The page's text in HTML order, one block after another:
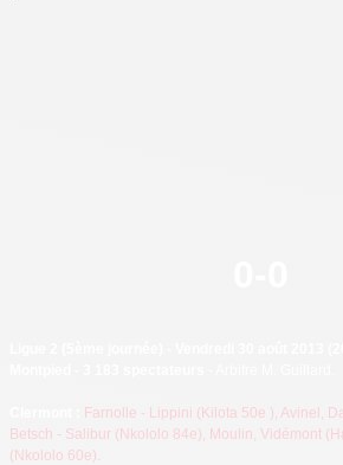
Farnolle - Lippini (Kilota 50e ), Avinel,
Betsch - Salibur (Nkololo 84e), Moulin, Vidémont
(Nkololo 60e).